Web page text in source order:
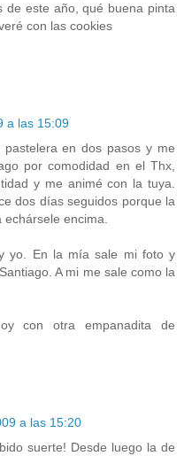
de este año, qué buena pinta
con las cookies
a las 15:09
en dos pasos y me
por comodidad en el Thx,
y me animé con la tuya.
dos días seguidos porque la
echársele encima.
yo. En la mía sale mi foto y
A mi me sale como la
con otra empanadita de
a las 15:20
suerte! Desde luego la de